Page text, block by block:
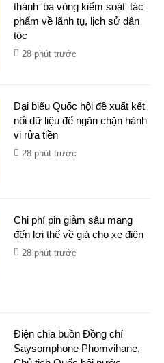
thành 'ba vòng kiểm soát' tác
phẩm về lãnh tụ, lịch sử dân
tộc
28 phút trước
Đại biểu Quốc hội đề xuất kết
nối dữ liệu để ngăn chặn hành
vi rửa tiền
28 phút trước
Chi phí pin giảm sâu mang
đến lợi thế về giá cho xe điện
28 phút trước
Điện chia buồn Đồng chí
Saysomphone Phomvihane,